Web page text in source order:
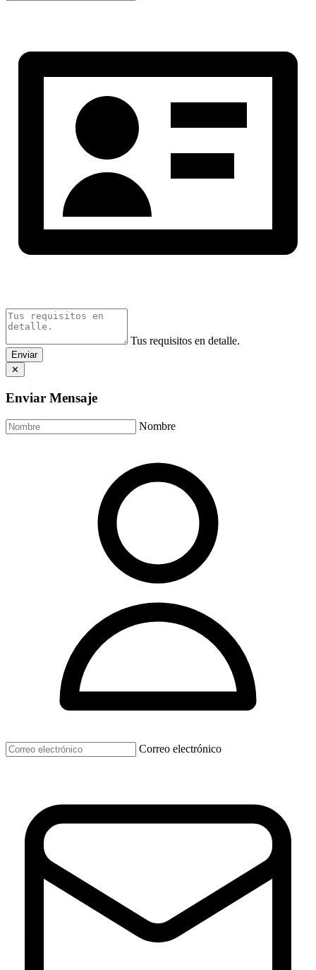
Tus requisitos en detalle.
Enviar
✕
Enviar Mensaje
Nombre
Correo electrónico